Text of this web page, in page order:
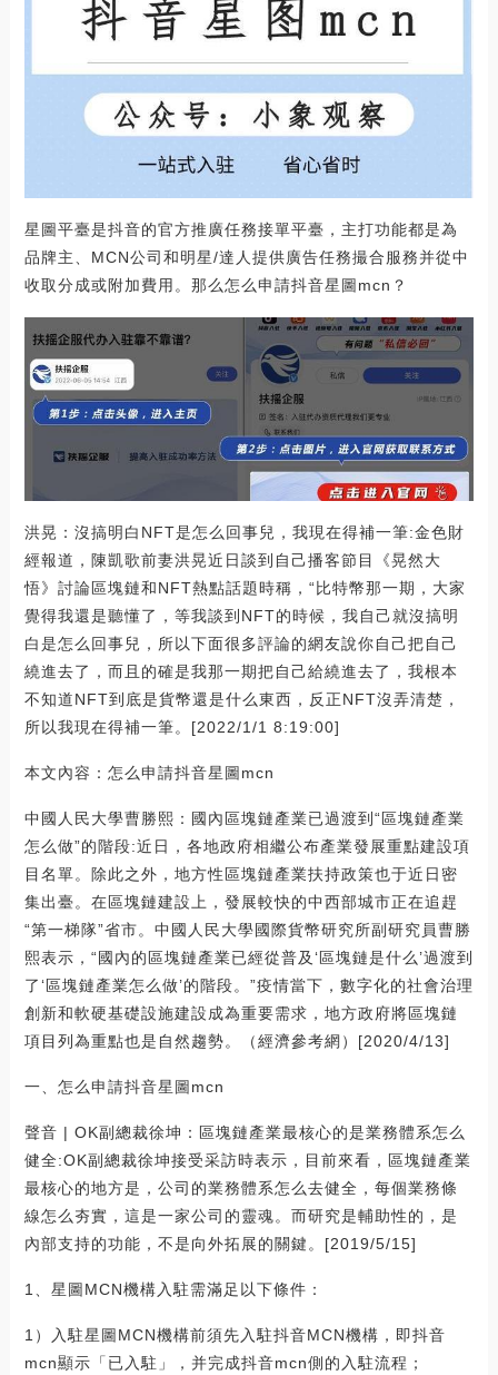
星圖平臺是抖音的官方推廣任務接單平臺，主打功能都是為
品牌主、MCN公司和明星/達人提供廣告任務撮合服務并從中
收取分成或附加費用。那么怎么申請抖音星圖mcn？
洪晃：沒搞明白NFT是怎么回事兒，我現在得補一筆:金色財
經報道，陳凱歌前妻洪晃近日談到自己播客節目《晃然大
悟》討論區塊鏈和NFT熱點話題時稱，“比特幣那一期，大家
覺得我還是聽懂了，等我談到NFT的時候，我自己就沒搞明
白是怎么回事兒，所以下面很多評論的網友說你自己把自己
繞進去了，而且的確是我那一期把自己給繞進去了，我根本
不知道NFT到底是貨幣還是什么東西，反正NFT沒弄清楚，
所以我現在得補一筆。[2022/1/1 8:19:00]
本文內容：怎么申請抖音星圖mcn
中國人民大學曹勝熙：國內區塊鏈產業已過渡到“區塊鏈產業
怎么做”的階段:近日，各地政府相繼公布產業發展重點建設項
目名單。除此之外，地方性區塊鏈產業扶持政策也于近日密
集出臺。在區塊鏈建設上，發展較快的中西部城市正在追趕
“第一梯隊”省市。中國人民大學國際貨幣研究所副研究員曹勝
熙表示，“國內的區塊鏈產業已經從普及‘區塊鏈是什么’過渡到
了‘區塊鏈產業怎么做’的階段。”疫情當下，數字化的社會治理
創新和軟硬基礎設施建設成為重要需求，地方政府將區塊鏈
項目列為重點也是自然趨勢。（經濟參考網）[2020/4/13]
一、怎么申請抖音星圖mcn
聲音 | OK副總裁徐坤：區塊鏈產業最核心的是業務體系怎么
健全:OK副總裁徐坤接受采訪時表示，目前來看，區塊鏈產業
最核心的地方是，公司的業務體系怎么去健全，每個業務條
線怎么夯實，這是一家公司的靈魂。而研究是輔助性的，是
內部支持的功能，不是向外拓展的關鍵。[2019/5/15]
1、星圖MCN機構入駐需滿足以下條件：
1）入駐星圖MCN機構前須先入駐抖音MCN機構，即抖音
mcn顯示「已入駐」，并完成抖音mcn側的入駐流程；